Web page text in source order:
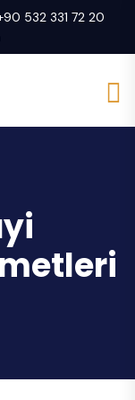
532 331 72 20